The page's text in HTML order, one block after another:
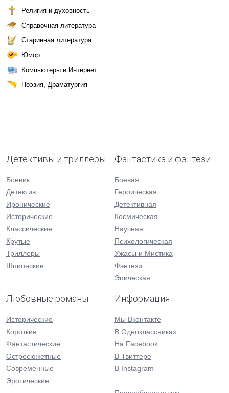
Религия и духовность
Справочная литература
Старинная литература
Юмор
Компьютеры и Интернет
Поэзия, Драматургия
Детективы и триллеры
Боевик
Детектив
Иронические
Исторические
Классические
Крутые
Триллеры
Шпионские
Фантастика и фэнтези
Боевая
Героическая
Детективная
Космическая
Научная
Психологическая
Ужасы и Мистика
Фэнтези
Эпическая
Любовные романы
Исторические
Короткие
Фантастические
Остросюжетные
Современные
Эротические
Информация
Мы Вконтакте
В Одноклассниках
На Facebook
В Твиттере
В Instagram